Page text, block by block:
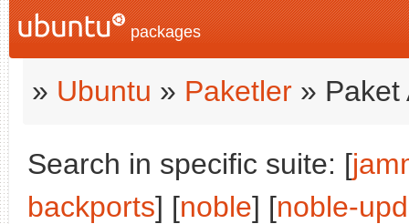
packages
» Ubuntu » Paketler » Paket
Search in specific suite: [
backports] [noble] [noble-